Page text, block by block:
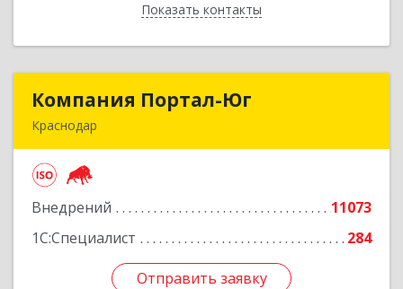
Показать контакты
Назад
Компания Портал-Юг
Краснодар
Внедрений
11073
1С:Специалист
284
Отправить заявку
Компания Портал-Юг
Подробнее
Отправить заявку